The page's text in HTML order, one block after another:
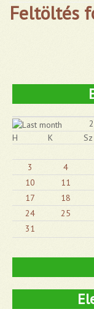
Feltöltés
H
K Sz
3
4
10
11
17
18
24
25
31